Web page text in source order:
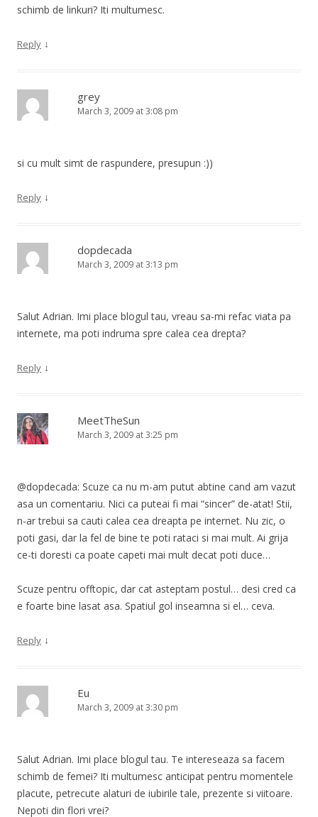
schimb de linkuri? Iti multumesc.
Reply ↓
grey
March 3, 2009 at 3:08 pm
si cu mult simt de raspundere, presupun :))
Reply ↓
dopdecada
March 3, 2009 at 3:13 pm
Salut Adrian. Imi place blogul tau, vreau sa-mi refac viata pa
internete, ma poti indruma spre calea cea drepta?
Reply ↓
MeetTheSun
March 3, 2009 at 3:25 pm
@dopdecada: Scuze ca nu m-am putut abtine cand am vazut
asa un comentariu. Nici ca puteai fi mai “sincer” de-atat! Stii,
n-ar trebui sa cauti calea cea dreapta pe internet. Nu zic, o
poti gasi, dar la fel de bine te poti rataci si mai mult. Ai grija
ce-ti doresti ca poate capeti mai mult decat poti duce…
Scuze pentru offtopic, dar cat asteptam postul… desi cred ca
e foarte bine lasat asa. Spatiul gol inseamna si el… ceva.
Reply ↓
Eu
March 3, 2009 at 3:30 pm
Salut Adrian. Imi place blogul tau. Te intereseaza sa facem
schimb de femei? Iti multumesc anticipat pentru momentele
placute, petrecute alaturi de iubirile tale, prezente si viitoare.
Nepoti din flori vrei?